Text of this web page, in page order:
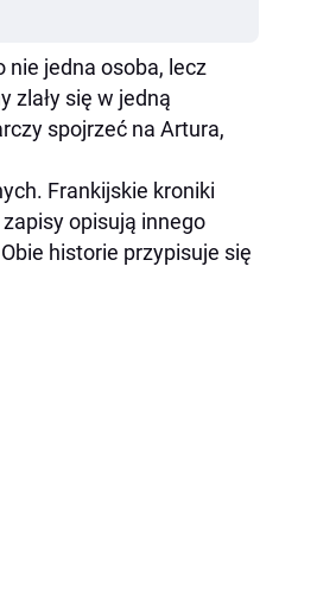
jedna osoba, lecz
zlały się w jedną
spojrzeć na Artura,
Frankijskie kroniki
opisują innego
historie przypisuje się